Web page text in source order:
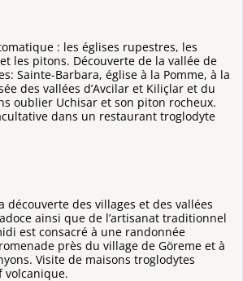
: les églises rupestres, les
les pitons. Découverte de la vallée de
Sainte-Barbara, église à la Pomme, à la
des vallées d’Avcilar et Kiliçlar et du
oublier Uchisar et son piton rocheux.
dans un restaurant troglodyte
découverte des villages et des vallées
ainsi que de l’artisanat traditionnel
est consacré à une randonnée
près du village de Göreme et à
Visite de maisons troglodytes
volcanique.